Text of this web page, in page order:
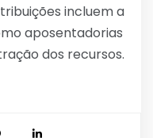
incluem a
aposentadorias
dos recursos.